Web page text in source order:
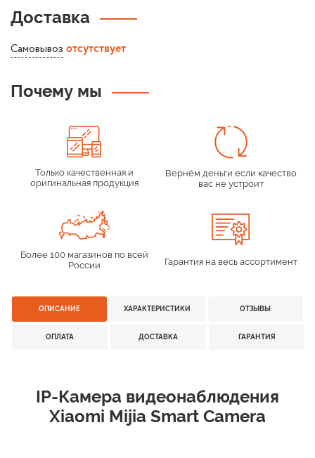
Доставка
Самовывоз отсутствует
Почему мы
Только качественная и
оригинальная продукция
Вернём деньги если качество
вас не устроит
Более 100 магазинов по всей
России
Гарантия на весь ассортимент
ОПИСАНИЕ ХАРАКТЕРИСТИКИ ОТЗЫВЫ
ОПЛАТА ДОСТАВКА ГАРАНТИЯ
IP-Камера видеонаблюдения
Xiaomi Mijia Smart Camera